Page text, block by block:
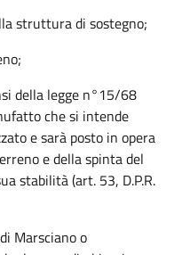
struttura di sostegno;
della legge n°15/68
che si intende
e sarà posto in opera
e della spinta del
stabilità (art. 53, D.P.R.
Marsciano o